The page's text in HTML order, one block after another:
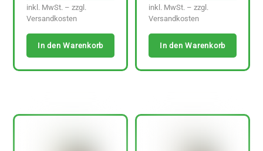
inkl. MwSt. – zzgl.
Versandkosten
In den Warenkorb
inkl. MwSt. – zzgl.
Versandkosten
In den Warenkorb